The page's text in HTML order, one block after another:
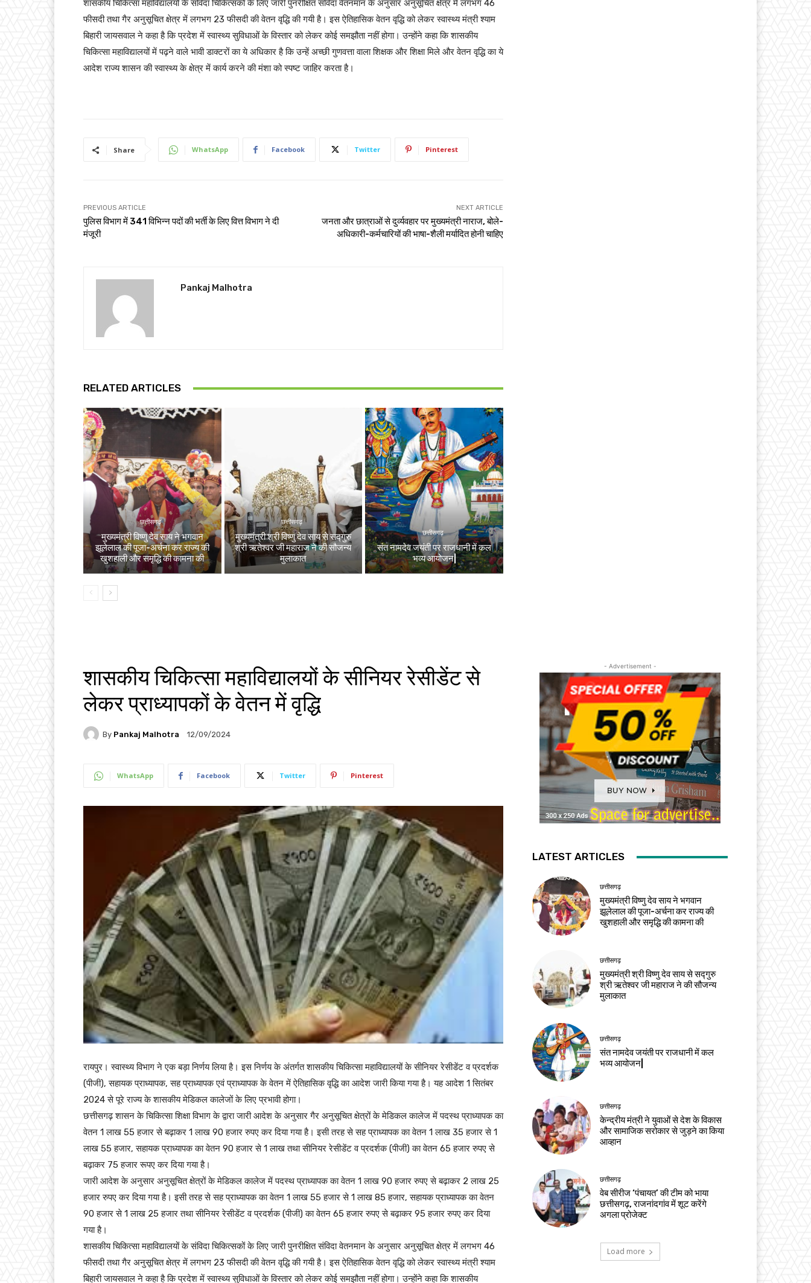
शासकीय चिकित्सा महाविद्यालयों के संविदा चिकित्सकों के लिए जारी पुनरीक्षित संविदा वेतनमान के अनुसार अनुसूचित क्षेत्र में लगभग 46
फीसदी तथा गैर अनुसूचित क्षेत्र में लगभग 23 फीसदी की वेतन वृद्धि की गयी है। इस ऐतिहासिक वेतन वृद्धि को लेकर स्वास्थ्य मंत्री श्याम
बिहारी जायसवाल ने कहा है कि प्रदेश में स्वास्थ्य सुविधाओं के विस्तार को लेकर कोई समझौता नहीं होगा। उन्होंने कहा कि शासकीय
चिकित्सा महाविद्यालयों में पढ़ने वाले भावी डाक्टरों का ये अधिकार है कि उन्हें अच्छी गुणवत्ता वाला शिक्षक और शिक्षा मिले और वेतन वृद्धि का ये
आदेश राज्य शासन की स्वास्थ्य के क्षेत्र में कार्य करने की मंशा को स्पष्ट जाहिर करता है।
Share WhatsApp Facebook Twitter Pinterest
PREVIOUS ARTICLE
पुलिस विभाग में 341 विभिन्न पदों की भर्ती के लिए वित्त विभाग ने दी
मंजूरी
NEXT ARTICLE
जनता और छात्राओं से दुर्व्यवहार पर मुख्यमंत्री नाराज, बोले-
अधिकारी-कर्मचारियों की भाषा-शैली मर्यादित होनी चाहिए
Pankaj Malhotra
RELATED ARTICLES
छत्तीसगढ़
मुख्यमंत्री विष्णु देव साय ने भगवान
झूलेलाल की पूजा-अर्चना कर राज्य की
खुशहाली और समृद्धि की कामना की
छत्तीसगढ़
मुख्यमंत्री श्री विष्णु देव साय से सद्गुरु
श्री ऋतेश्वर जी महाराज ने की सौजन्य
मुलाकात
छत्तीसगढ़
संत नामदेव जयंती पर राजधानी में कल
भव्य आयोजन|
शासकीय चिकित्सा महाविद्यालयों के सीनियर रेसीडेंट से
लेकर प्राध्यापकों के वेतन में वृद्धि
By Pankaj Malhotra 12/09/2024
WhatsApp Facebook Twitter Pinterest
रायपुर। स्वास्थ्य विभाग ने एक बड़ा निर्णय लिया है। इस निर्णय के अंतर्गत शासकीय चिकित्सा महाविद्यालयों के सीनियर रेसीडेंट व प्रदर्शक
(पीजी), सहायक प्राध्यापक, सह प्राध्यापक एवं प्राध्यापक के वेतन में ऐतिहासिक वृद्धि का आदेश जारी किया गया है। यह आदेश 1 सितंबर
2024 से पूरे राज्य के शासकीय मेडिकल कालेजों के लिए प्रभावी होगा।
छत्तीसगढ़ शासन के चिकित्सा शिक्षा विभाग के द्वारा जारी आदेश के अनुसार गैर अनुसूचित क्षेत्रों के मेडिकल कालेज में पदस्थ प्राध्यापक का
वेतन 1 लाख 55 हजार से बढ़ाकर 1 लाख 90 हजार रुपए कर दिया गया है। इसी तरह से सह प्राध्यापक का वेतन 1 लाख 35 हजार से 1
लाख 55 हजार, सहायक प्राध्यापक का वेतन 90 हजार से 1 लाख तथा सीनियर रेसीडेंट व प्रदर्शक (पीजी) का वेतन 65 हजार रुपए से
बढ़ाकर 75 हजार रूपए कर दिया गया है।
जारी आदेश के अनुसार अनुसूचित क्षेत्रों के मेडिकल कालेज में पदस्थ प्राध्यापक का वेतन 1 लाख 90 हजार रुपए से बढ़ाकर 2 लाख 25
हजार रुपए कर दिया गया है। इसी तरह से सह प्राध्यापक का वेतन 1 लाख 55 हजार से 1 लाख 85 हजार, सहायक प्राध्यापक का वेतन
90 हजार से 1 लाख 25 हजार तथा सीनियर रेसीडेंट व प्रदर्शक (पीजी) का वेतन 65 हजार रुपए से बढ़ाकर 95 हजार रुपए कर दिया
गया है।
शासकीय चिकित्सा महाविद्यालयों के संविदा चिकित्सकों के लिए जारी पुनरीक्षित संविदा वेतनमान के अनुसार अनुसूचित क्षेत्र में लगभग 46
फीसदी तथा गैर अनुसूचित क्षेत्र में लगभग 23 फीसदी की वेतन वृद्धि की गयी है। इस ऐतिहासिक वेतन वृद्धि को लेकर स्वास्थ्य मंत्री श्याम
बिहारी जायसवाल ने कहा है कि प्रदेश में स्वास्थ्य सुविधाओं के विस्तार को लेकर कोई समझौता नहीं होगा। उन्होंने कहा कि शासकीय
- Advertisement -
LATEST ARTICLES
छत्तीसगढ़
मुख्यमंत्री विष्णु देव साय ने भगवान
झूलेलाल की पूजा-अर्चना कर राज्य की
खुशहाली और समृद्धि की कामना की
छत्तीसगढ़
मुख्यमंत्री श्री विष्णु देव साय से सद्गुरु
श्री ऋतेश्वर जी महाराज ने की सौजन्य
मुलाकात
छत्तीसगढ़
संत नामदेव जयंती पर राजधानी में कल
भव्य आयोजन|
छत्तीसगढ़
केन्द्रीय मंत्री ने युवाओं से देश के विकास
और सामाजिक सरोकार से जुड़ने का किया
आव्हान
छत्तीसगढ़
वेब सीरीज ‘पंचायत’ की टीम को भाया
छत्तीसगढ़, राजनांदगांव में शूट करेंगे
अगला प्रोजेक्ट
Load more